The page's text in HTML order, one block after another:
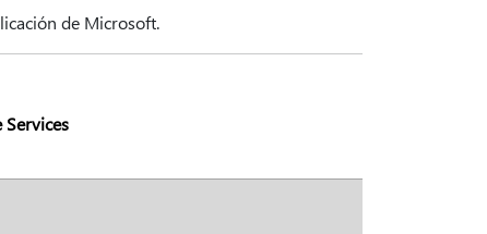
de Microsoft.
Services